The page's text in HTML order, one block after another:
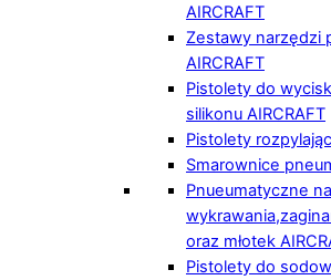
AIRCRAFT
Zestawy narzędzi
AIRCRAFT
Pistolety do
silikonu AIRCRAFT
Pistolety
Smarownice
Pnueumatyczne
oraz młotek
Pistolety do